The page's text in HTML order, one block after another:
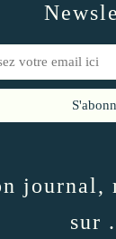
journal,
sur